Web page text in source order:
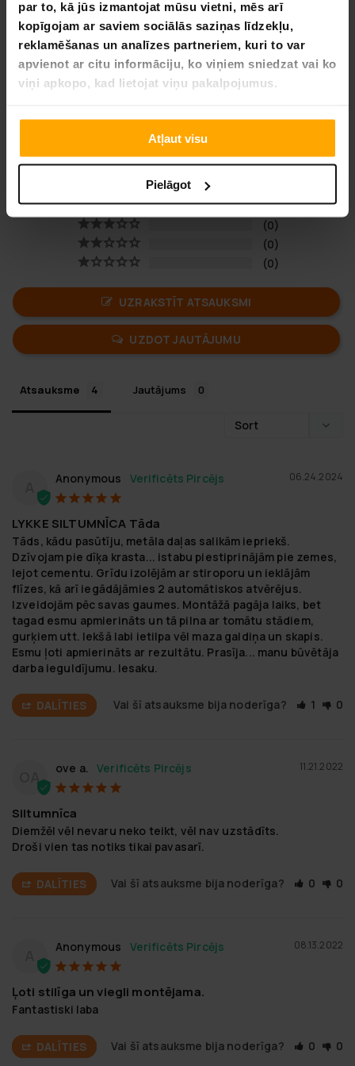
par to, kā jūs izmantojat mūsu vietni, mēs arī
kopīgojam ar saviem sociālās saziņas līdzekļu,
reklamēšanas un analīzes partneriem, kuri to var
apvienot ar citu informāciju, ko viņiem sniedzat vai ko
viņi apkopo, kad lietojat viņu pakalpojumus.
Atļaut visu
Pielāgot
Garums: 1250 mm
Augstums: 125 mm
Platums: 740 mm
Balstoties uz 4 autsauksmēm
1
0
0
0
UZRAKSTĪT ATSAUKSMI
UZDOT JAUTĀJUMU
Atsauksme Jautājums
06.24.2024
Anonymous
LYKKE SILTUMNĪCA Tāda
Tāds, kādu pasūtīju, metāla daļas salikām iepriekš.
Dzīvojam pie dīķa krasta... istabu piestiprinājām pie zemes,
lejot cementu. Grīdu izolējām ar stiroporu un ieklājām
flīzes, kā arī iegādājāmies 2 automātiskos atvērējus.
Izveidojām pēc savas gaumes. Montāžā pagāja laiks, bet
tagad esmu apmierināts un tā pilna ar tomātu stādiem,
gurķiem utt. Iekšā labi ietilpa vēl maza galdiņa un skapis.
Esmu ļoti apmierināts ar rezultātu. Prasīja... manu būvētāja
darba ieguldījumu. Iesaku.
DALĪTIES Vai šī atsauksme bija noderīga? 1 0
OA
11.21.2022
ove a.
Siltumnīca
Diemžēl vēl nevaru neko teikt, vēl nav uzstādīts.
Droši vien tas notiks tikai pavasarī.
DALĪTIES Vai šī atsauksme bija noderīga? 0 0
08.13.2022
Anonymous
Ļoti stilīga un viegli montējama.
Fantastiski laba
DALĪTIES Vai šī atsauksme bija noderīga? 0 0